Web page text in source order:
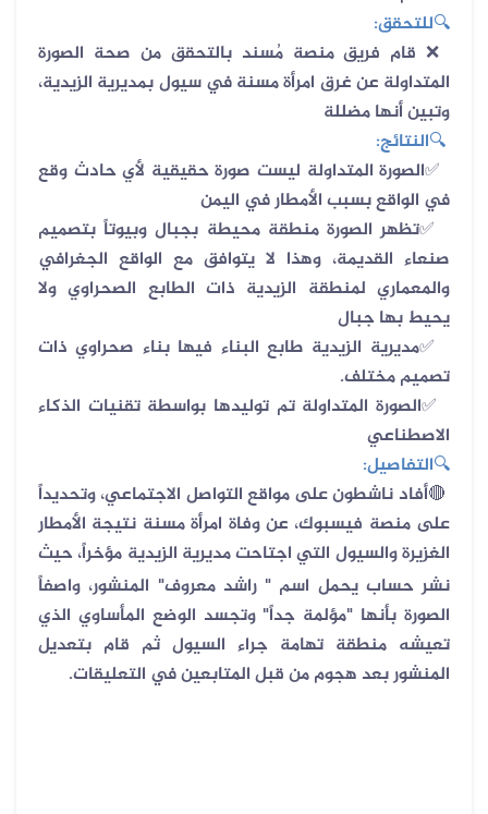
🔍للتحقق:
❌
️ قام فريق منصة مُسند بالتحقق من صحة الصورة
المتداولة عن غرق امرأة مسنة في سيول بمديرية الزيدية،
وتبين أنها مضللة
🔍النتائج:
✅️الصورة المتداولة ليست صورة حقيقية لأي حادث وقع
في الواقع بسبب الأمطار في اليمن
✅️تظهر الصورة منطقة محيطة بجبال وبيوتاً بتصميم
صنعاء القديمة، وهذا لا يتوافق مع الواقع الجغرافي
والمعماري لمنطقة الزيدية ذات الطابع الصحراوي ولا
يحيط بها جبال
✅️مديرية الزيدية طابع البناء فيها بناء صحراوي ذات
تصميم مختلف.
✅️الصورة المتداولة تم توليدها بواسطة تقنيات الذكاء
الاصطناعي
🔍التفاصيل:
🔴أفاد ناشطون على مواقع التواصل الاجتماعي، وتحديداً
على منصة فيسبوك، عن وفاة امرأة مسنة نتيجة الأمطار
الغزيرة والسيول التي اجتاحت مديرية الزيدية مؤخراً، حيث
نشر حساب يحمل اسم " راشد معروف" المنشور، واصفاً
الصورة بأنها "مؤلمة جداً" وتجسد الوضع المأساوي الذي
تعيشه منطقة تهامة جراء السيول ثم قام بتعديل
المنشور بعد هجوم من قبل المتابعين في التعليقات.